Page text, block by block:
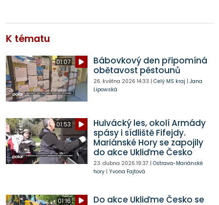
K tématu
01:07
Bábovkový den připomíná
obětavost pěstounů
26. května 2026 14:33 | Celý MS kraj | Jana
Lipowská
01:53
Hulvácký les, okolí Armády
spásy i sídliště Fifejdy.
Mariánské Hory se zapojily
do akce Ukliďme Česko
23. dubna 2026 19:37 | Ostrava-Mariánské
hory| Yvona Fajtová
01:16
Do akce Ukliďme Česko se